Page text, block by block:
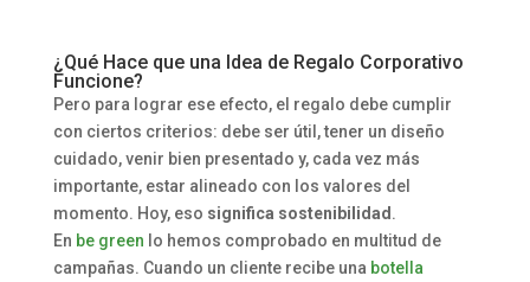
¿Qué Hace que una Idea de Regalo Corporativo
Funcione?
Pero para lograr ese efecto, el regalo debe cumplir
con ciertos criterios: debe ser útil, tener un diseño
cuidado, venir bien presentado y, cada vez más
importante, estar alineado con los valores del
momento. Hoy, eso significa sostenibilidad .
En be green lo hemos comprobado en multitud de
campañas. Cuando un cliente recibe una botella